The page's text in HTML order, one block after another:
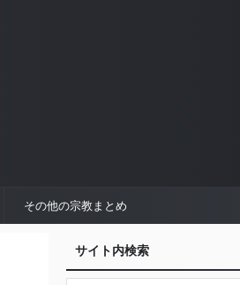
その他の宗教まとめ
サイト内検索